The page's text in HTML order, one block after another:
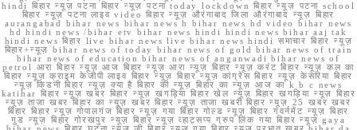
hindi बिहार न्यूज़ पटना बिहार न्यूज़ पटना today lockdown बिहार न्यूज़ पटना school
बिहार न्यूज़ पटना लाइव video बिहार न्यूज़ औरंगाबाद जिला औरंगाबाद न्यूज़ बिहार
aurangabad bihar news bihar news h bihar news hd video bihar news
hd hindi news /bihar etv bihar news hindi hindi news bihar aaj tak
hindi news बिहार live bihar news live bihar news hindi समाचार बिहार न्यूज़
बिहार+न्यूज़ bihar news of today bihar news of gold bihar news of train
bihar news of education bihar news of anganwadi bihar news of
petrol आरा बिहार न्यूज़ आज बिहार न्यूज़ आरा न्यूज़ बिहार न्यूज़ करंट बिहार न्यूज़ कल का
बिहार न्यूज़ क्राइम केजीपी लाइव बिहार न्यूज़ बिहार न्यूज़ कांग्रेस बिहार न्यूज़ केसरिया बिहार
न्यूज़ किडनी बिहार न्यूज़ क्या है बिहार की न्यूज़ बिहार का न्यूज़ आज का k b c news
katihar बिहार न्यूज़ खबर बिहार न्यूज़ खगड़िया बिहार खेल न्यूज़ बिहार खगड़िया न्यूज़ बिहार
न्यूज़ ताजा खबर बिहार का न्यूज़ खबर बिहार न्यूज़ ताजा खबरी बिहार न्यूज़ 25 खबर खबर
बिहार बिहार न्यूज़ गोपालगंज बिहार न्यूज़ गया बिहार गोल्ड न्यूज़ बिहार गवर्नमेंट न्यूज़ बिहार
गुड न्यूज़ बिहार गोरखपुर न्यूज़ बिहार न्यूज़ व्हाट्सप्प ग्रुप लिंक गया बिहार न्यूज़ gaya